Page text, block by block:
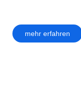
mehr erfahren